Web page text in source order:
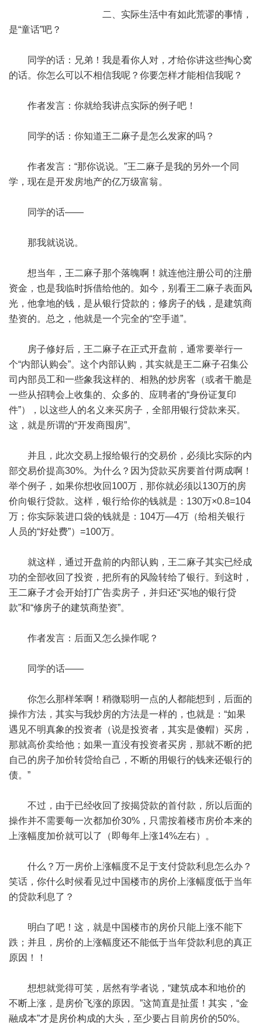
二、实际生活中有如此荒谬的事情，
是“童话”吧？
同学的话：兄弟！我是看你人对，才给你讲这些掏心窝
的话。你怎么可以不相信我呢？你要怎样才能相信我呢？
作者发言：你就给我讲点实际的例子吧！
同学的话：你知道王二麻子是怎么发家的吗？
作者发言：“那你说说。”王二麻子是我的另外一个同
学，现在是开发房地产的亿万级富翁。
同学的话——
那我就说说。
想当年，王二麻子那个落魄啊！就连他注册公司的注册
资金，也是我临时拆借给他的。如今，别看王二麻子表面风
光，他拿地的钱，是从银行贷款的；修房子的钱，是建筑商
垫资的。总之，他就是一个完全的“空手道”。
房子修好后，王二麻子在正式开盘前，通常要举行一
个“内部认购会”。这个内部认购，其实就是王二麻子召集公
司内部员工和一些象我这样的、相熟的炒房客（或者干脆是
一些从招聘会上收集的、众多的、应聘者的“身份证复印
件”），以这些人的名义来买房子，全部用银行贷款来买。
这，就是所谓的“开发商囤房”。
并且，此次交易上报给银行的交易价，必须比实际的内
部交易价提高30%。为什么？因为贷款买房要首付两成啊！
举个例子，如果你想收回100万，那你就必须以130万的房
价向银行贷款。这样，银行给你的钱就是：130万×0.8=104
万；你实际装进口袋的钱就是：104万—4万（给相关银行
人员的“好处费”）=100万。
就这样，通过开盘前的内部认购，王二麻子其实已经成
功的全部收回了投资，把所有的风险转给了银行。到这时，
王二麻子才会开始打广告卖房子，并归还“买地的银行贷
款”和“修房子的建筑商垫资”。
作者发言：后面又怎么操作呢？
同学的话——
你怎么那样笨啊！稍微聪明一点的人都能想到，后面的
操作方法，其实与我炒房的方法是一样的，也就是：“如果
遇见不明真象的投资者（说是投资者，其实是傻帽）买房，
那就高价卖给他；如果一直没有投资者买房，那就不断的把
自己的房子加价转贷给自己，不断的用银行的钱来还银行的
债。”
不过，由于已经收回了按揭贷款的首付款，所以后面的
操作并不需要每一次都加价30%，只需按着楼市房价本来的
上涨幅度加价就可以了（即每年上涨14%左右）。
什么？万一房价上涨幅度不足于支付贷款利息怎么办？
笑话，你什么时候看见过中国楼市的房价上涨幅度低于当年
的贷款利息了？
明白了吧！这，就是中国楼市的房价只能上涨不能下
跌；并且，房价的上涨幅度还不能低于当年贷款利息的真正
原因！！
想想就觉得可笑，居然有学者说，“建筑成本和地价的
不断上涨，是房价飞涨的原因。”这简直是扯蛋！其实，“金
融成本”才是房价构成的大头，至少要占目前房价的50%。